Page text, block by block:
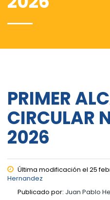
PRIMER
CIRCULAR
2026
Última modificación el 25
Hernandez
Publicado por: Juan Pablo